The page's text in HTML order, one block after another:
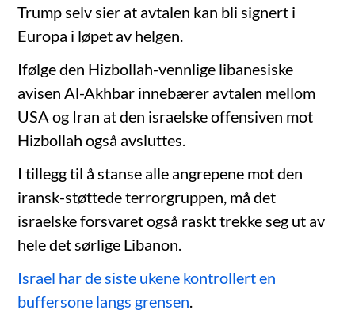
Trump selv sier at avtalen kan bli signert i
Europa i løpet av helgen.
Ifølge den Hizbollah-vennlige libanesiske
avisen Al-Akhbar innebærer avtalen mellom
USA og Iran at den israelske offensiven mot
Hizbollah også avsluttes.
I tillegg til å stanse alle angrepene mot den
iransk-støttede terrorgruppen, må det
israelske forsvaret også raskt trekke seg ut av
hele det sørlige Libanon.
Israel har de siste ukene kontrollert en
buffersone langs grensen.